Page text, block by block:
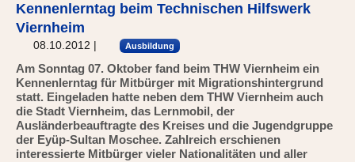
Kennenlerntag beim Technischen Hilfswerk
Viernheim
08.10.2012 | Ausbildung
Am Sonntag 07. Oktober fand beim THW Viernheim ein
Kennenlerntag für Mitbürger mit Migrationshintergrund
statt. Eingeladen hatte neben dem THW Viernheim auch
die Stadt Viernheim, das Lernmobil, der
Ausländerbeauftragte des Kreises und die Jugendgruppe
der Eyüp-Sultan Moschee. Zahlreich erschienen
interessierte Mitbürger vieler Nationalitäten und aller